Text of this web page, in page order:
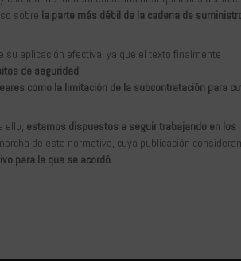
sobre la parte más débil de la cadena de
su aplicación efectiva, ya que el texto finalmente
de seguridad
como la limitación de la subcontratación para
ello, estamos dispuestos a seguir trabajando en los
de esta normativa, cuya publicación
para la que se acordó.